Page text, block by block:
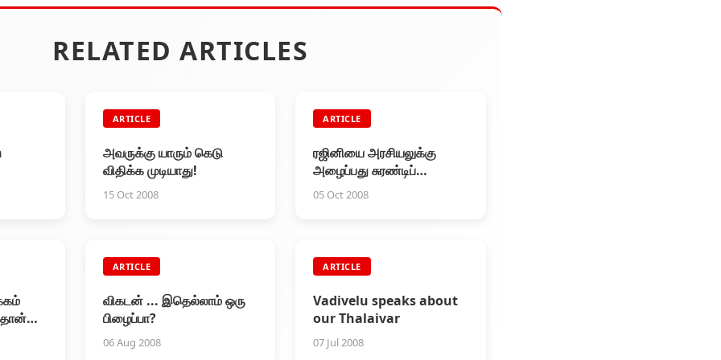
RELATED ARTICLES
ARTICLE
அவருக்கு யாரும் கெடு
விதிக்க முடியாது!
15 Oct 2008
ARTICLE
ரஜினியை அரசியலுக்கு
அழைப்பது சுரண்டிப்
பிழைக்கவா?
05 Oct 2008
ARTICLE
விகடன் ... இதெல்லாம் ஒரு
பிழைப்பா?
06 Aug 2008
ARTICLE
Vadivelu speaks about
our Thalaivar
07 Jul 2008